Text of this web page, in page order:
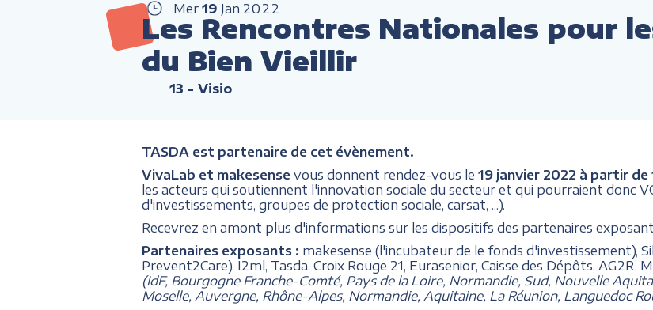
Mer 19 Jan 2022
Les Rencontres Nationales pour
du Bien Vieillir
13 - Visio
TASDA est partenaire de cet évènement.
VivaLab et makesensevous donnent rendez-vous le 19 janvier 2022 à partir de
les acteurs qui soutiennent l'innovation sociale du secteur et qui pourraient donc
d'investissements, groupes de protection sociale, carsat, ...).
Recevrez en amont plus d'informations sur les dispositifs des partenaires
Partenaires exposants : makesense (l'incubateur de le fonds d'investissement),
Prevent2Care), I2ml, Tasda, Croix Rouge 21, Eurasenior, Caisse des Dépôts,
(IdF, Bourgogne Franche-Comté, Pays de la Loire, Normandie, Sud, Nouvelle
Moselle, Auvergne, Rhône-Alpes, Normandie, Aquitaine, La Réunion, Languedoc